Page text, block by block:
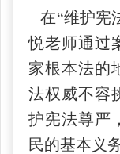
在“维护宪
悦老师通过
家根本法的
法权威不容
护宪法尊严
民的基本义务